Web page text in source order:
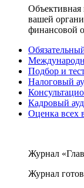
Объективная
вашей
финансовой
Подбор и
Налоговый
Кадровый
Оценка всех
Журнал
Журнал